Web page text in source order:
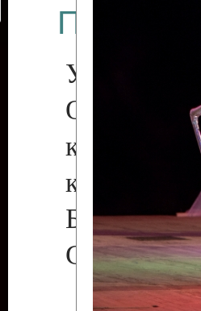
Бендеры ,
Светлана